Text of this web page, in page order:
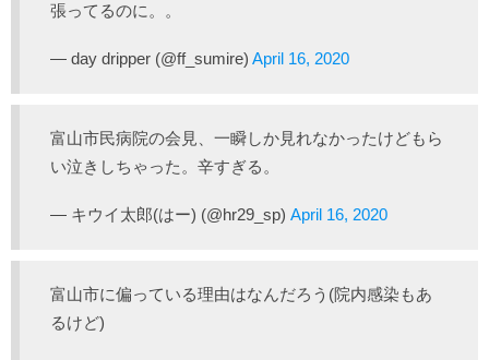
張ってるのに。。
— day dripper (@ff_sumire) April 16, 2020
富山市民病院の会見、一瞬しか見れなかったけどもら
い泣きしちゃった。辛すぎる。
— キウイ太郎(はー) (@hr29_sp) April 16, 2020
富山市に偏っている理由はなんだろう(院内感染もあ
るけど)